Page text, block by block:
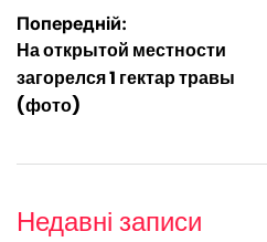
Навігація
записів
Попередній:
На открытой местности
загорелся 1 гектар травы
(фото)
Недавні записи